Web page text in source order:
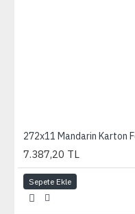
272x11 Mandarin Karton
7.387,20 TL
Sepete Ekle